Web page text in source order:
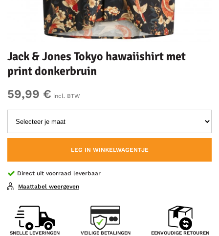
Jack & Jones Tokyo hawaiishirt met
print donkerbruin
59,99 € incl. BTW
LEG IN WINKELWAGENTJE
Direct uit voorraad leverbaar
Maattabel weergeven
SNELLE LEVERINGEN VEILIGE BETALINGEN EENVOUDIGE RETOUREN